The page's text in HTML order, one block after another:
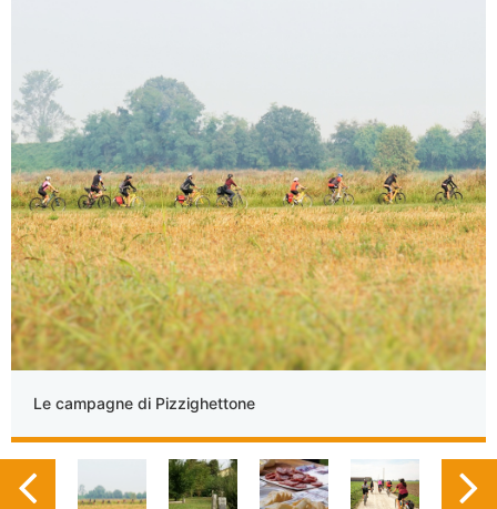
Le campagne di Pizzighettone